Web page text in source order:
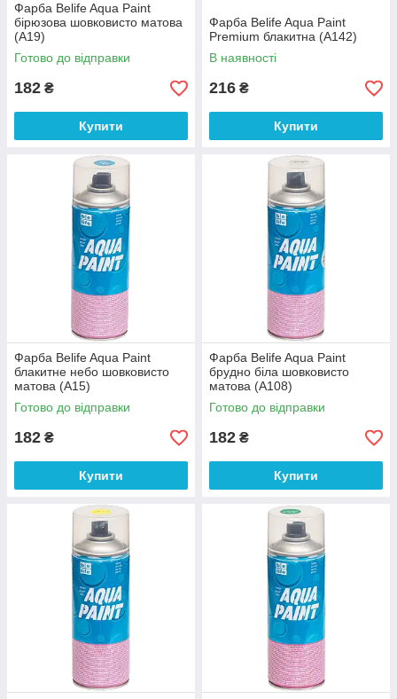
Фарба Belife Aqua Paint
бірюзова шовковисто матова
(А19)
Готово до відправки
182 ₴
Купити
Фарба Belife Aqua Paint
Premium блакитна (А142)
В наявності
216 ₴
Купити
Фарба Belife Aqua Paint
блакитне небо шовковисто
матова (A15)
Готово до відправки
182 ₴
Купити
Фарба Belife Aqua Paint
брудно біла шовковисто
матова (A108)
Готово до відправки
182 ₴
Купити